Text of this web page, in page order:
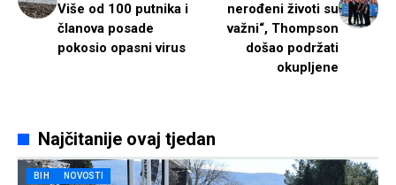
Više od 100 putnika i
članova posade
pokosio opasni virus
nerođeni životi su
važni“, Thompson
došao podržati
okupljene
Najčitanije ovaj tjedan
BIH NOVOSTI